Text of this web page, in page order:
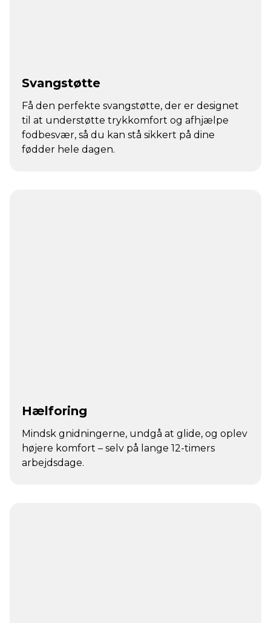
Svangstøtte
Få den perfekte svangstøtte, der er designet
til at understøtte trykkomfort og afhjælpe
fodbesvær, så du kan stå sikkert på dine
fødder hele dagen.
Hælforing
Mindsk gnidningerne, undgå at glide, og oplev
højere komfort – selv på lange 12-timers
arbejdsdage.